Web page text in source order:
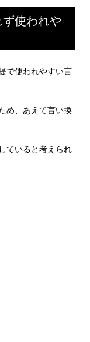
使われや
で使われやすい言
め、あえて言い換
ていると考えられ